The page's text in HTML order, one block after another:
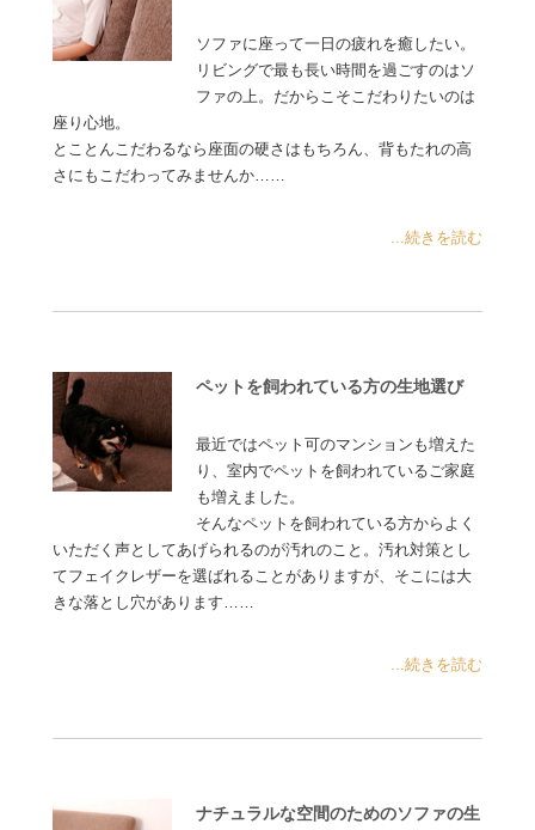
ソファに座って一日の疲れを癒したい。
リビングで最も長い時間を過ごすのはソ
ファの上。だからこそこだわりたいのは
座り心地。
とことんこだわるなら座面の硬さはもちろん、背もたれの高
さにもこだわってみませんか……
...続きを読む
ペットを飼われている方の生地選び
最近ではペット可のマンションも増えた
り、室内でペットを飼われているご家庭
も増えました。
そんなペットを飼われている方からよく
いただく声としてあげられるのが汚れのこと。汚れ対策とし
てフェイクレザーを選ばれることがありますが、そこには大
きな落とし穴があります……
...続きを読む
ナチュラルな空間のためのソファの生